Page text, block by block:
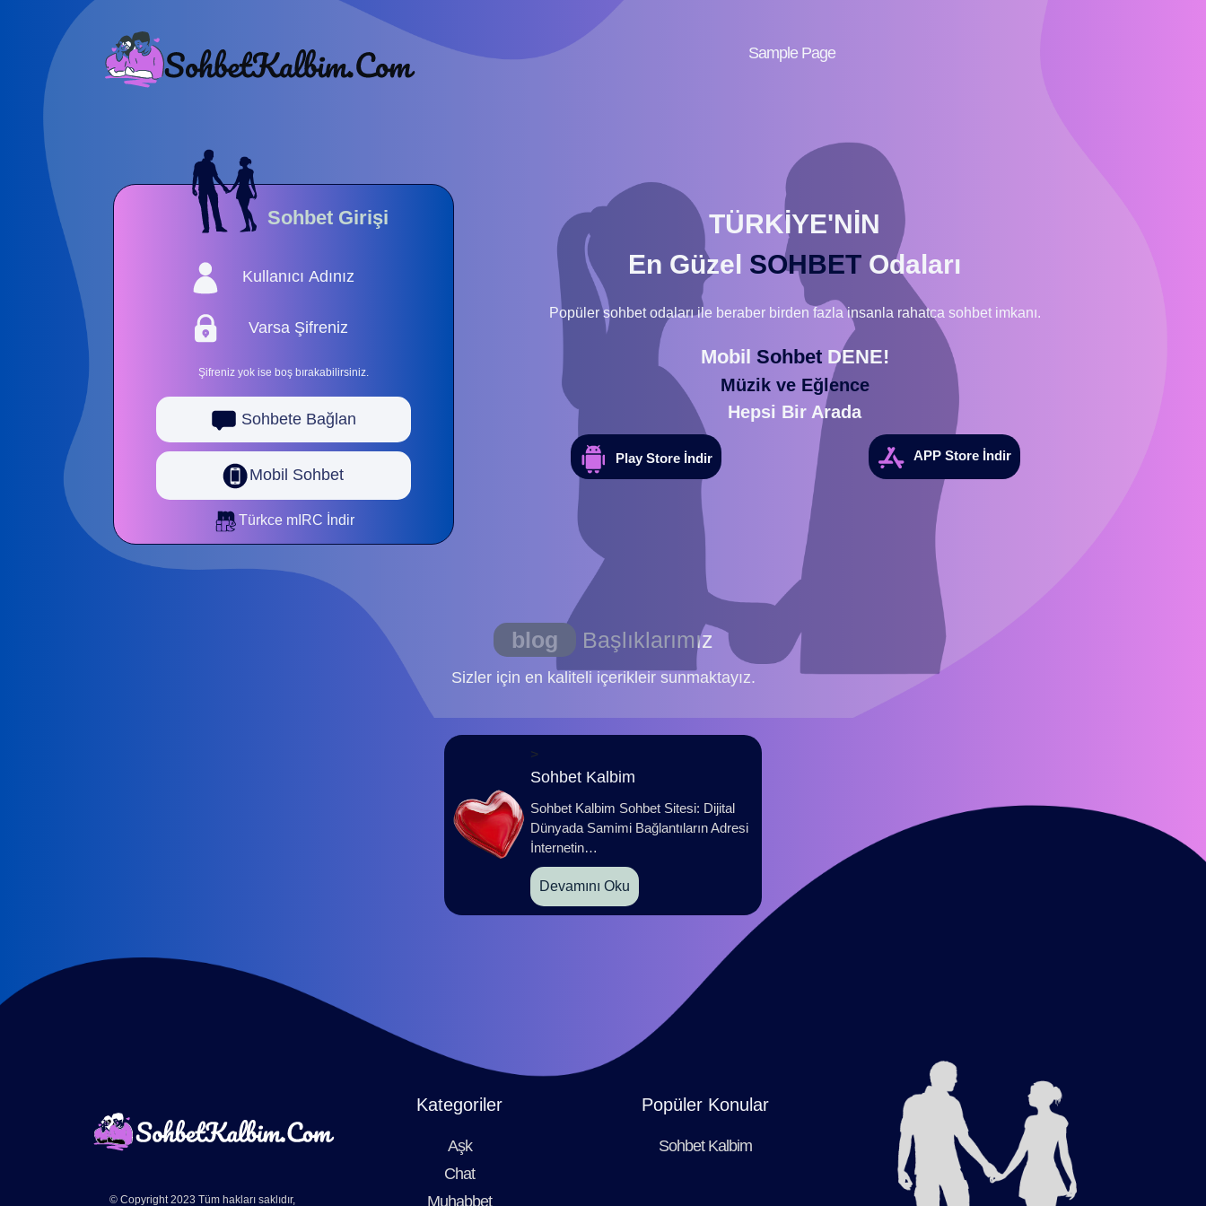
Sample Page
Sohbet Girişi
Şifreniz yok ise boş bırakabilirsiniz.
Sohbete Bağlan
Mobil Sohbet
Türkce mIRC İndir
TÜRKİYE'NİN
En Güzel SOHBET Odaları
Popüler sohbet odaları ile beraber birden fazla insanla rahatca sohbet imkanı.
Mobil SohbetDENE!
Müzik ve Eğlence
Hepsi Bir Arada
Play Store İndir APP Store İndir
blog Başlıklarımız
Sizler için en kaliteli içerikleir sunmaktayız.
>
Sohbet Kalbim
Sohbet Kalbim Sohbet Sitesi: Dijital
Dünyada Samimi Bağlantıların Adresi
İnternetin…
Devamını Oku
Kategoriler
Aşk
Chat
Muhabbet
Popüler Konular
Sohbet Kalbim
© Copyright 2023 Tüm hakları saklıdır,